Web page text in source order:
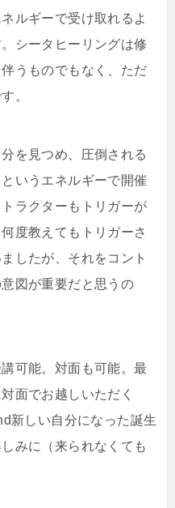
ルギーで受け取れるよ
シータヒーリングは修
うものでもなく、ただ
。
を見つめ、圧倒される
いうエネルギーで開催
ラクターもトリガーが
度教えてもトリガーさ
したが、それをコント
図が重要だと思うの
可能。対面も可能。最
面でお越しいただく
新しい自分になった誕生
みに（来られなくても